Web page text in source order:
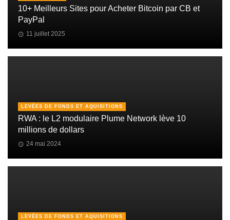
10+ Meilleurs Sites pour Acheter Bitcoin par CB et
PayPal
11 juillet 2025
LEVÉES DE FONDS ET AQUISITIONS
RWA : le L2 modulaire Plume Network lève 10
millions de dollars
24 mai 2024
LEVÉES DE FONDS ET AQUISITIONS